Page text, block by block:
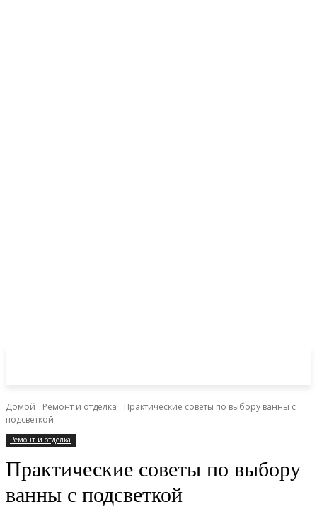
Домой Ремонт и отделка
Практические советы по выбору ванны с
подсветкой
Ремонт и отделка
Практические советы по выбору
ванны с подсветкой